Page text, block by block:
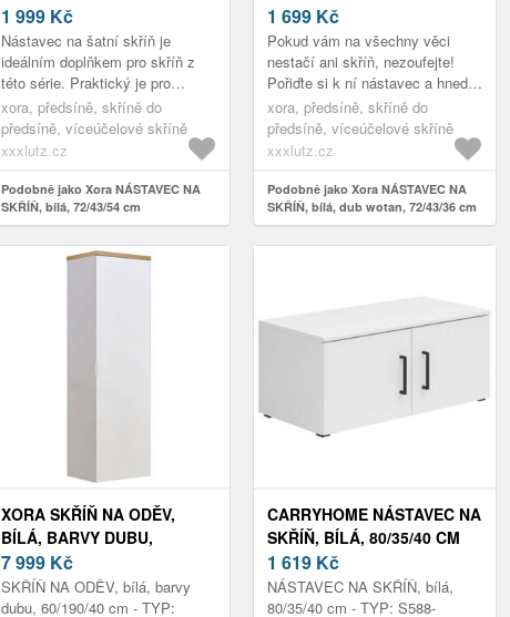
1 999 Kč
Nástavec na šatní skříň je
ideálním doplňkem pro skříň z
této série. Praktický je pro
uskladnění například zimního
oblečení, sportovních doplňků
ne...
xora, předsíně, skříně do
předsíně, víceúčelové skříně
xxxlutz.cz
Podobně jako Xora NÁSTAVEC NA
SKŘÍŇ, bílá, 72/43/54 cm
CM
1 699 Kč
Pokud vám na všechny věci
nestačí ani skříň, nezoufejte!
Pořiďte si k ní nástavec a hned
máte o přídavný úložný prostor
postaráno! Ve stejném barev...
xora, předsíně, skříně do
předsíně, víceúčelové skříně
xxxlutz.cz
Podobně jako Xora NÁSTAVEC NA
SKŘÍŇ, bílá, dub wotan, 72/43/36 cm
XORA SKŘÍŇ NA ODĚV,
BÍLÁ, BARVY DUBU,
60/190/40 CM
7 999 Kč
SKŘÍŇ NA ODĚV, bílá, barvy
dubu, 60/190/40 cm - TYP:
CARRYHOME NÁSTAVEC NA
SKŘÍŇ, BÍLÁ, 80/35/40 CM
1 619 Kč
NÁSTAVEC NA SKŘÍŇ, bílá,
80/35/40 cm - TYP: S588-